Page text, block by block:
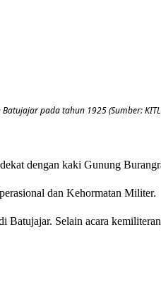
Batujajar pada tahun 1925 (Sumber:
dengan kaki Gunung
dan Kehormatan Militer.
Selain acara